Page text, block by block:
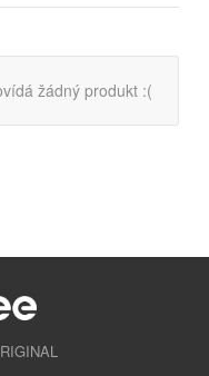
žádný produkt :(